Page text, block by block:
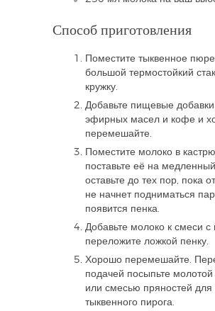
Способ приготовления
Поместите тыквенное
большой термостойкий
кружку.
Добавьте пищевые добавки
эфирных масел и кофе и
перемешайте.
Поместите молоко в
поставьте её на
оставьте до тех пор, пока
не начнет подниматься
появится пенка.
Добавьте молоко к смеси с
переложите ложкой пенку.
Хорошо перемешайте.
подачей посыпьте молотой
или смесью пряностей для
тыквенного пирога.